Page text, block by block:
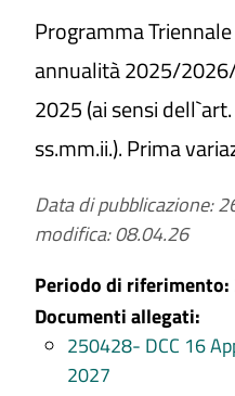
Programma
annualità 2025/
2025 (ai sensi
ss.mm.ii.). Prima
Data di pubblicazione:
modifica: 08.04.26
Periodo di riferimento:
Documenti allegati:
250428- DCC 16
2027